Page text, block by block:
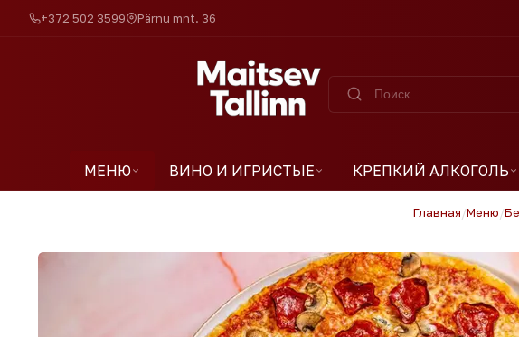
+372 502 3599 Pärnu mnt. 36
МЕНЮ ВИНО И ИГРИСТЫЕ КРЕПКИЙ АЛКОГОЛЬ
Главная/Меню/